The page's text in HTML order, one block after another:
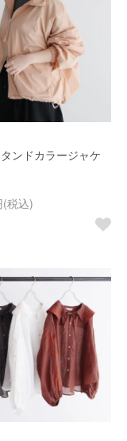
ンドカラージャケ
税込)